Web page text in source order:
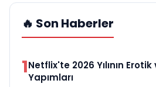
🔥 Son Haberler
1Netflix'te 2026 Yılının
Yapımları